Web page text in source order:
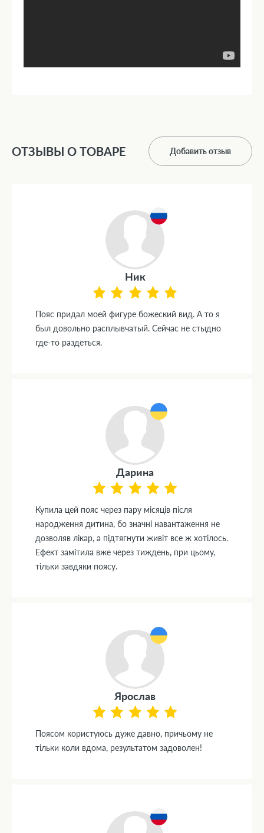
ОТЗЫВЫ О ТОВАРЕ Добавить отзыв
Ник
Пояс придал моей фигуре божеский вид. А то я
был довольно расплывчатый. Сейчас не стыдно
где-то раздеться.
Дарина
Купила цей пояс через пару місяців після
народження дитина, бо значні навантаження не
дозволяв лікар, а підтягнути живіт все ж хотілось.
Ефект замітила вже через тиждень, при цьому,
тільки завдяки поясу.
Ярослав
Поясом користуюсь дуже давно, причьому не
тільки коли вдома, результатом задоволен!